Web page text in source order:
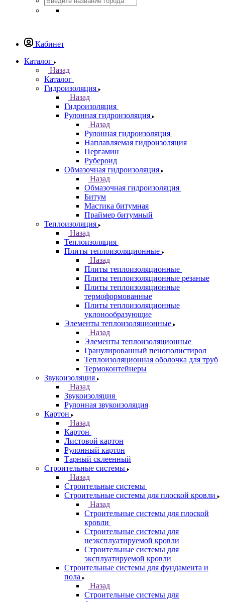
Кабинет
Каталог
Назад
Каталог
Гидроизоляция
Назад
Гидроизоляция
Рулонная гидроизоляция
Назад
Рулонная гидроизоляция
Наплавляемая гидроизоляция
Пергамин
Рубероид
Обмазочная гидроизоляция
Назад
Обмазочная гидроизоляция
Битум
Мастика битумная
Праймер битумный
Теплоизоляция
Назад
Теплоизоляция
Плиты теплоизоляционные
Назад
Плиты теплоизоляционные
Плиты теплоизоляционные резаные
Плиты теплоизоляционные
термоформованные
Плиты теплоизоляционные
уклонообразующие
Элементы теплоизоляционные
Назад
Элементы теплоизоляционные
Гранулированный пенополистирол
Теплоизоляционная оболочка для труб
Термоконтейнеры
Звукоизоляция
Назад
Звукоизоляция
Рулонная звукоизоляция
Картон
Назад
Картон
Листовой картон
Рулонный картон
Тарный склеенный
Строительные системы
Назад
Строительные системы
Строительные системы для плоской кровли
Назад
Строительные системы для плоской
кровли
Строительные системы для
неэксплуатируемой кровли
Строительные системы для
эксплуатируемой кровли
Строительные системы для фундамента и
пола
Назад
Строительные системы для